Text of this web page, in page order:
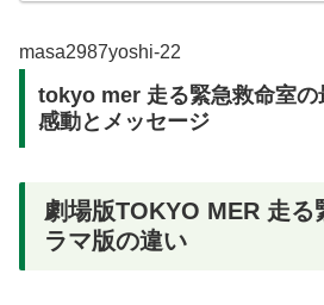
masa2987yoshi-22
tokyo mer 走る緊急救命室の
感動とメッセージ
劇場版TOKYO MER 走る
ラマ版の違い